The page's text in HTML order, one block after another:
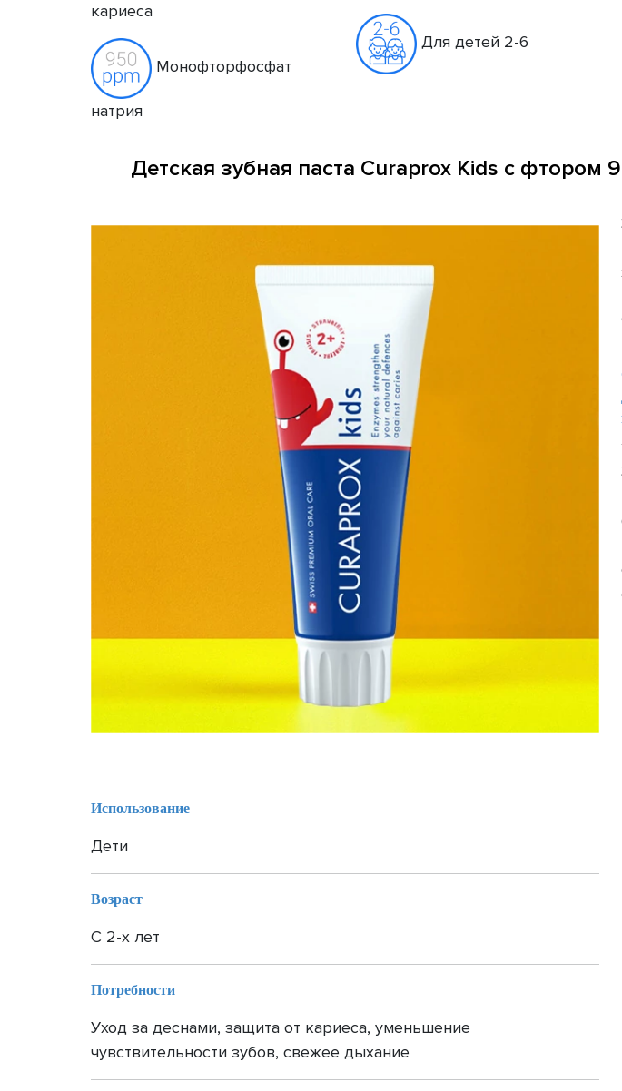
кариеса
Монофторфосфат
натрия
Для детей 2-6
Детская зубная паста Curaprox Kids с фтором
Использование
Дети
Возраст
С 2-х лет
Потребности
Уход за деснами, защита от кариеса, уменьшение
чувствительности зубов, свежее дыхание